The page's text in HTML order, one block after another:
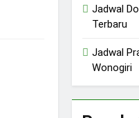
Jadwal
Terbaru
Jadwal
Wonogiri